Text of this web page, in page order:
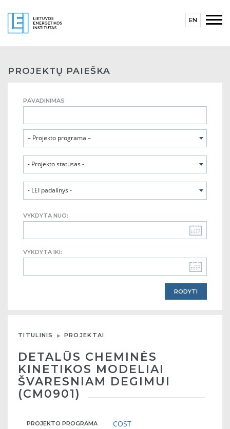
EN
PROJEKTŲ PAIEŠKA
PAVADINIMAS
– Projekto programa –
- Projekto statusas -
- LEI padalinys -
VYKDYTA NUO:
VYKDYTA IKI:
TITULINIS PROJEKTAI
DETALŪS CHEMINĖS
KINETIKOS MODELIAI
ŠVARESNIAM DEGIMUI
(CM0901)
PROJEKTO PROGRAMA COST